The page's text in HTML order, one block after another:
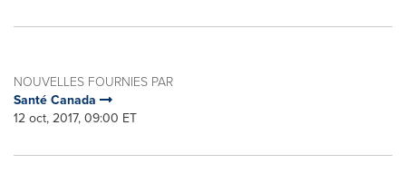
NOUVELLES FOURNIES PAR
Santé Canada
12 oct, 2017, 09:00 ET